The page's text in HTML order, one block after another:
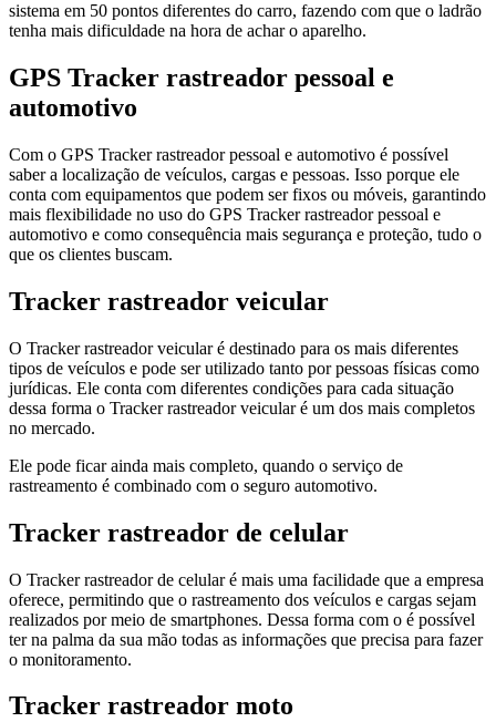
sistema em 50 pontos diferentes do carro, fazendo com que o ladrão
tenha mais dificuldade na hora de achar o aparelho.
GPS Tracker rastreador pessoal e
automotivo
Com o GPS Tracker rastreador pessoal e automotivo é possível
saber a localização de veículos, cargas e pessoas. Isso porque ele
conta com equipamentos que podem ser fixos ou móveis, garantindo
mais flexibilidade no uso do GPS Tracker rastreador pessoal e
automotivo e como consequência mais segurança e proteção, tudo o
que os clientes buscam.
Tracker rastreador veicular
O Tracker rastreador veicular é destinado para os mais diferentes
tipos de veículos e pode ser utilizado tanto por pessoas físicas como
jurídicas. Ele conta com diferentes condições para cada situação
dessa forma o Tracker rastreador veicular é um dos mais completos
no mercado.
Ele pode ficar ainda mais completo, quando o serviço de
rastreamento é combinado com o seguro automotivo.
Tracker rastreador de celular
O Tracker rastreador de celular é mais uma facilidade que a empresa
oferece, permitindo que o rastreamento dos veículos e cargas sejam
realizados por meio de smartphones. Dessa forma com o é possível
ter na palma da sua mão todas as informações que precisa para fazer
o monitoramento.
Tracker rastreador moto